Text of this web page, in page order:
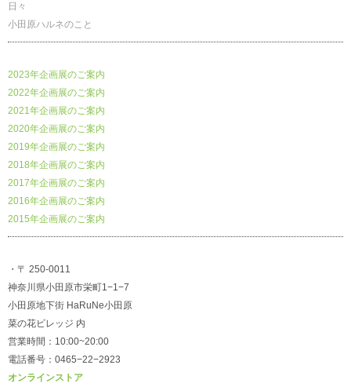
日々
小田原ハルネのこと
2023年企画展のご案内
2022年企画展のご案内
2021年企画展のご案内
2020年企画展のご案内
2019年企画展のご案内
2018年企画展のご案内
2017年企画展のご案内
2016年企画展のご案内
2015年企画展のご案内
・〒 250-0011
神奈川県小田原市栄町1−1−7
小田原地下街 HaRuNe小田原
菜の花ビレッジ 内
営業時間：10:00~20:00
電話番号：0465−22−2923
オンラインストア